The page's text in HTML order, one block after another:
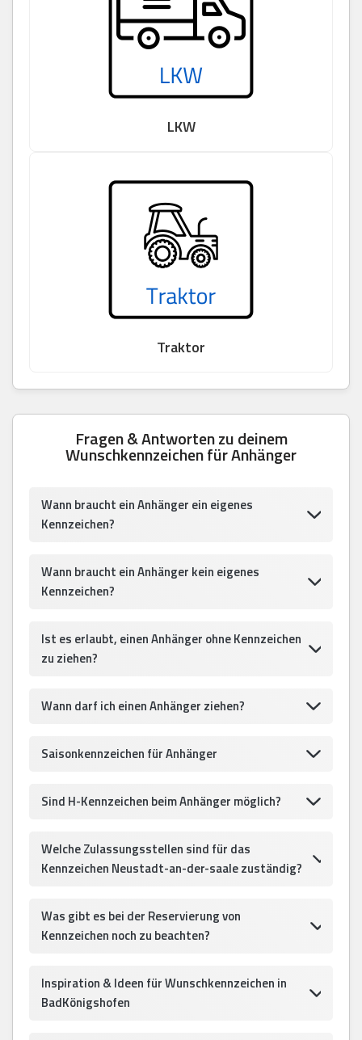
LKW
Traktor
Fragen & Antworten zu deinem
Wunschkennzeichen für Anhänger
Wann braucht ein Anhänger ein eigenes
Kennzeichen?
Wann braucht ein Anhänger kein eigenes
Kennzeichen?
Ist es erlaubt, einen Anhänger ohne Kennzeichen
zu ziehen?
Wann darf ich einen Anhänger ziehen?
Saisonkennzeichen für Anhänger
Sind H-Kennzeichen beim Anhänger möglich?
Welche Zulassungsstellen sind für das
Kennzeichen Neustadt-an-der-saale zuständig?
Was gibt es bei der Reservierung von
Kennzeichen noch zu beachten?
Inspiration & Ideen für Wunschkennzeichen in
BadKönigshofen